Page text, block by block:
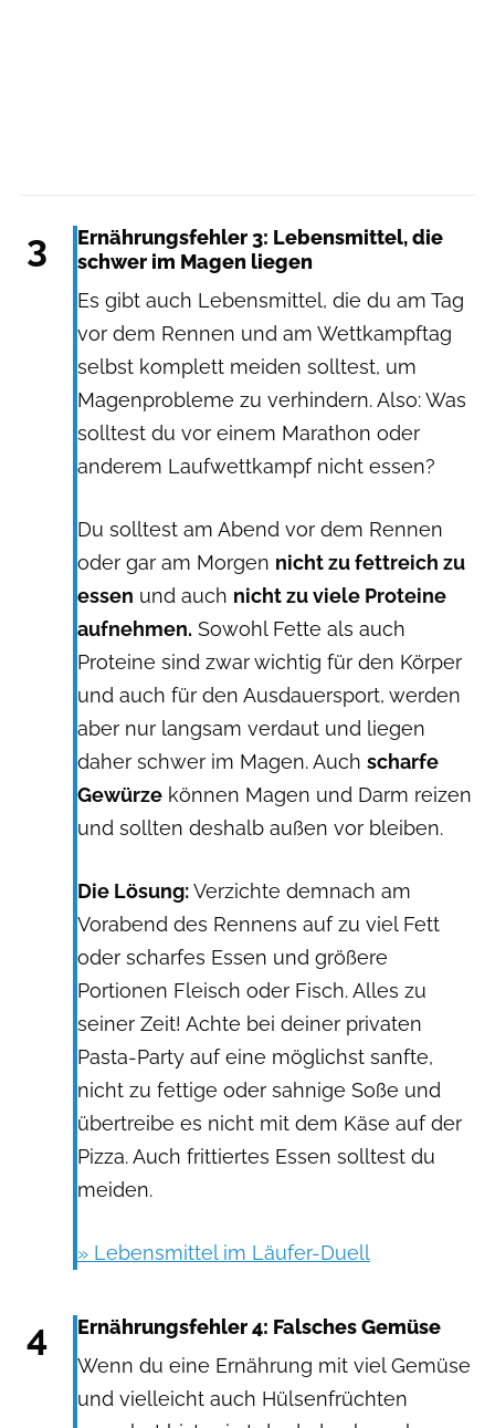
3
Ernährungsfehler 3: Lebensmittel, die
schwer im Magen liegen
Es gibt auch Lebensmittel, die du am Tag
vor dem Rennen und am Wettkampftag
selbst komplett meiden solltest, um
Magenprobleme zu verhindern. Also: Was
solltest du vor einem Marathon oder
anderem Laufwettkampf nicht essen?
Du solltest am Abend vor dem Rennen
oder gar am Morgen nicht zu fettreich zu
essen und auch nicht zu viele Proteine
aufnehmen. Sowohl Fette als auch
Proteine sind zwar wichtig für den Körper
und auch für den Ausdauersport, werden
aber nur langsam verdaut und liegen
daher schwer im Magen. Auch scharfe
Gewürze können Magen und Darm reizen
und sollten deshalb außen vor bleiben.
Die Lösung:Verzichte demnach am
Vorabend des Rennens auf zu viel Fett
oder scharfes Essen und größere
Portionen Fleisch oder Fisch. Alles zu
seiner Zeit! Achte bei deiner privaten
Pasta-Party auf eine möglichst sanfte,
nicht zu fettige oder sahnige Soße und
übertreibe es nicht mit dem Käse auf der
Pizza. Auch frittiertes Essen solltest du
meiden.
» Lebensmittel im Läufer-Duell
4
Ernährungsfehler 4: Falsches Gemüse
Wenn du eine Ernährung mit viel Gemüse
und vielleicht auch Hülsenfrüchten